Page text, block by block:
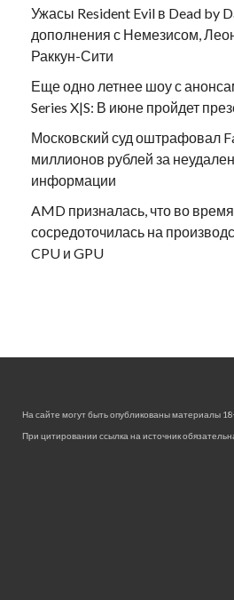
Ужасы Resident Evil в Dead by
дополнения с Немезисом,
Раккун-Сити
Еще одно летнее шоу с
Series X|S: В июне пройдет
Московский суд оштрафовал
миллионов рублей за
информации
AMD призналась, что во
сосредоточилась на
CPU и GPU
На сайте могут быть опубликованы материалы
При цитировании ссылка на источник